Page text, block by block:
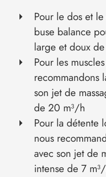
Pour le dos et
buse balance
large et doux
Pour les
recommandons
son jet de
de 20 m³/h
Pour la détente
nous
avec son jet de
intense de 7